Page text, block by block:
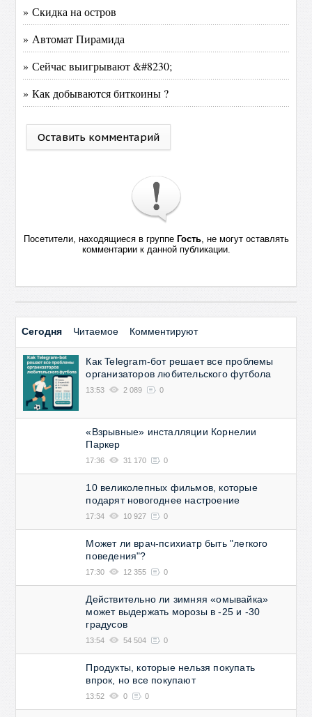
» Скидка на остров
» Автомат Пирамида
» Сейчас выигрывают &#8230;
» Как добываются биткоины ?
Оставить комментарий
Посетители, находящиеся в группе Гость, не могут оставлять
комментарии к данной публикации.
Сегодня Читаемое Комментируют
Как Telegram-бот решает все проблемы
организаторов любительского футбола
13:53 2 089 0
«Взрывные» инсталляции Корнелии
Паркер
17:36 31 170 0
10 великолепных фильмов, которые
подарят новогоднее настроение
17:34 10 927 0
Может ли врач-психиатр быть "легкого
поведения"?
17:30 12 355 0
Действительно ли зимняя «омывайка»
может выдержать морозы в -25 и -30
градусов
13:54 54 504 0
Продукты, которые нельзя покупать
впрок, но все покупают
13:52 0 0